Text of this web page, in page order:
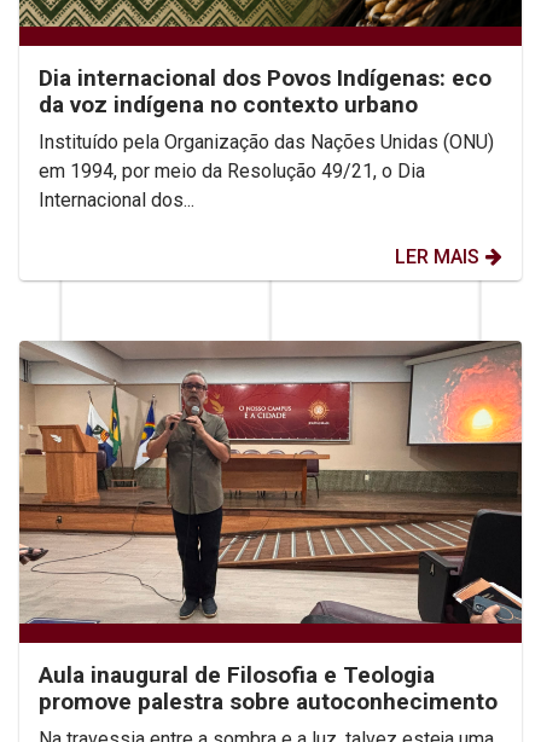
Dia internacional dos Povos Indígenas: eco
da voz indígena no contexto urbano
Instituído pela Organização das Nações Unidas (ONU)
em 1994, por meio da Resolução 49/21, o Dia
Internacional dos...
LER MAIS
Aula inaugural de Filosofia e Teologia
promove palestra sobre autoconhecimento